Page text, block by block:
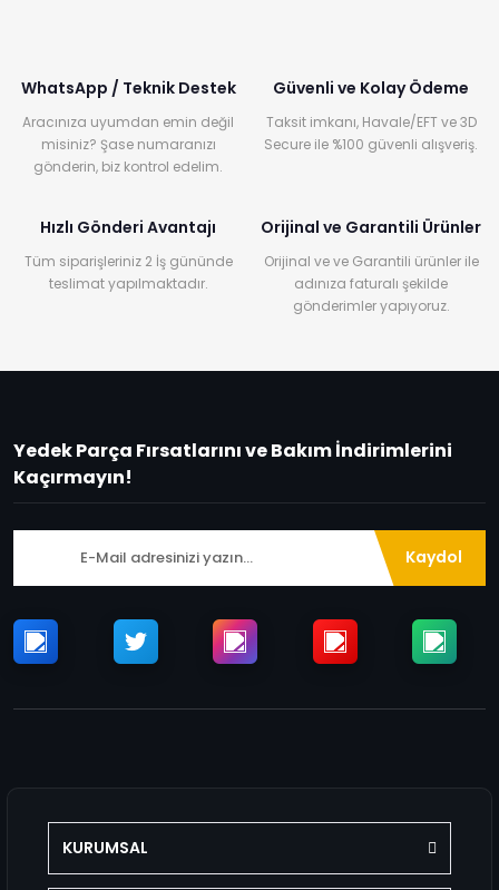
WhatsApp / Teknik Destek
Aracınıza uyumdan emin değil
misiniz? Şase numaranızı
gönderin, biz kontrol edelim.
Güvenli ve Kolay Ödeme
Taksit imkanı, Havale/EFT ve 3D
Secure ile %100 güvenli alışveriş.
Hızlı Gönderi Avantajı
Tüm siparişleriniz 2 İş gününde
teslimat yapılmaktadır.
Orijinal ve Garantili Ürünler
Orijinal ve ve Garantili ürünler ile
adınıza faturalı şekilde
gönderimler yapıyoruz.
Yedek Parça Fırsatlarını ve Bakım İndirimlerini
Kaçırmayın!
Kaydol
KURUMSAL